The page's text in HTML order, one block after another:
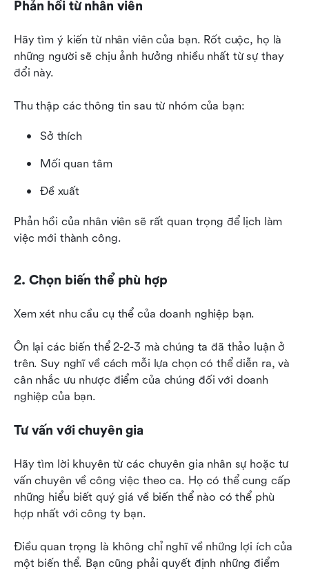
Phản hồi từ nhân viên
Hãy tìm ý kiến từ nhân viên của bạn. Rốt cuộc, họ là
những người sẽ chịu ảnh hưởng nhiều nhất từ sự thay
đổi này.
Thu thập các thông tin sau từ nhóm của bạn:
Sở thích
Mối quan tâm
Đề xuất
Phản hồi của nhân viên sẽ rất quan trọng để lịch làm
việc mới thành công.
2. Chọn biến thể phù hợp
Xem xét nhu cầu cụ thể của doanh nghiệp bạn.
Ôn lại các biến thể 2-2-3 mà chúng ta đã thảo luận ở
trên. Suy nghĩ về cách mỗi lựa chọn có thể diễn ra, và
cân nhắc ưu nhược điểm của chúng đối với doanh
nghiệp của bạn.
Tư vấn với chuyên gia
Hãy tìm lời khuyên từ các chuyên gia nhân sự hoặc tư
vấn chuyên về công việc theo ca. Họ có thể cung cấp
những hiểu biết quý giá về biến thể nào có thể phù
hợp nhất với công ty bạn.
Điều quan trọng là không chỉ nghĩ về những lợi ích của
một biến thể. Bạn cũng phải quyết định những điểm